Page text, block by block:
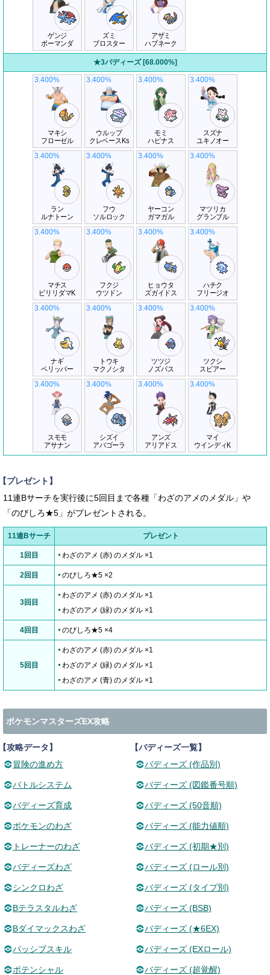
ゲンジ
ボーマンダ
ズミ
ブロスター
アザミ
ハブネーク
★3バディーズ [68.000%]
マキシ
フローゼル
3.400%
ウルップ
クレベースKs
3.400%
モミ
ハピナス
3.400%
スズナ
ユキノオー
3.400%
ラン
ルナトーン
3.400%
フウ
ソルロック
3.400%
ヤーコン
ガマガル
3.400%
マツリカ
グランブル
3.400%
マチス
ビリリダマK
3.400%
フクジ
ウツドン
3.400%
ヒョウタ
ズガイドス
3.400%
ハチク
フリージオ
3.400%
ナギ
ペリッパー
3.400%
トウキ
マクノシタ
3.400%
ツツジ
ノズパス
3.400%
ツクシ
スピアー
3.400%
スモモ
アサナン
3.400%
シズイ
アバゴーラ
3.400%
アンズ
アリアドス
3.400%
マイ
ウインディK
3.400%
プレゼント】
11連Bサーチを実行後に5回目まで各種「わざのアメのメダル」や
「のびしろ★5」がプレゼントされる。
11連Bサーチ プレゼント
1回目 わざのアメ (赤) のメダル ×1
2回目 のびしろ★5 ×2
3回目
わざのアメ (赤) のメダル ×1
わざのアメ (緑) のメダル ×1
4回目 のびしろ★5 ×4
5回目
わざのアメ (赤) のメダル ×1
わざのアメ (緑) のメダル ×1
わざのアメ (青) のメダル ×1
ポケモンマスターズEX攻略
攻略データ】
冒険の進め方
バトルシステム
バディーズ育成
ポケモンのわざ
トレーナーのわざ
バディーズわざ
シンクロわざ
Bテラスタルわざ
Bダイマックスわざ
パッシブスキル
ポテンシャル
【バディーズ一覧】
バディーズ (作品別)
バディーズ (図鑑番号順)
バディーズ (50音順)
バディーズ (能力値順)
バディーズ (初期★別)
バディーズ (ロール別)
バディーズ (タイプ別)
バディーズ (BSB)
バディーズ (★6EX)
バディーズ (EXロール)
バディーズ (超覚醒)